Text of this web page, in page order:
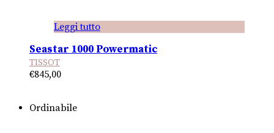
Leggi tutto
Seastar 1000 Powermatic
TISSOT
€845,00
Ordinabile